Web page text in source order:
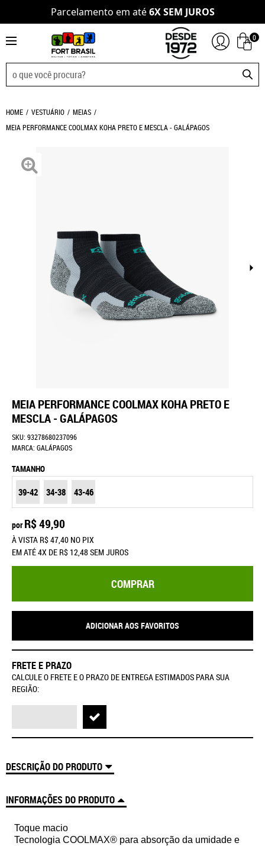
Parcelamento em até6X SEM JUROS
0
HOME VESTUÁRIO
MEIAS
MEIA PERFORMANCE COOLMAX KOHA PRETO E MESCLA - GALÁPAGOS
MEIA PERFORMANCE COOLMAX KOHA PRETO E
MESCLA - GALÁPAGOS
SKU: 93278680237096
MARCA: GALÁPAGOS
TAMANHO
39-42 34-38 43-46
por R$ 49,90
À VISTA R$ 47,40 NO PIX
EM ATÉ4X DE R$ 12,48SEM JUROS
COMPRAR
ADICIONAR AOS FAVORITOS
FRETE E PRAZO
CALCULE O FRETE E O PRAZO DE ENTREGA ESTIMADOS PARA SUA
REGIÃO:
DESCRIÇÃO DO PRODUTO
INFORMAÇÕES DO PRODUTO
Toque macio
Tecnologia COOLMAX® para absorção da umidade e